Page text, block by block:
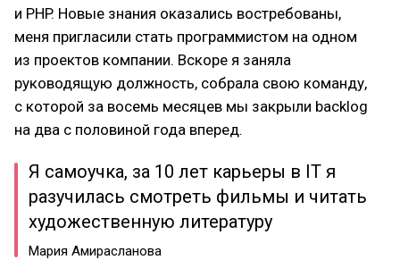
и PHP. Новые знания оказались востребованы,
меня пригласили стать программистом на одном
из проектов компании. Вскоре я заняла
руководящую должность, собрала свою команду,
с которой за восемь месяцев мы закрыли backlog
на два с половиной года вперед.
Я самоучка, за 10 лет карьеры в IT я
разучилась смотреть фильмы и читать
художественную литературу
Мария Амирасланова